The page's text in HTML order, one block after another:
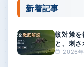
新着記事
蚊対策を
と、刺
2026